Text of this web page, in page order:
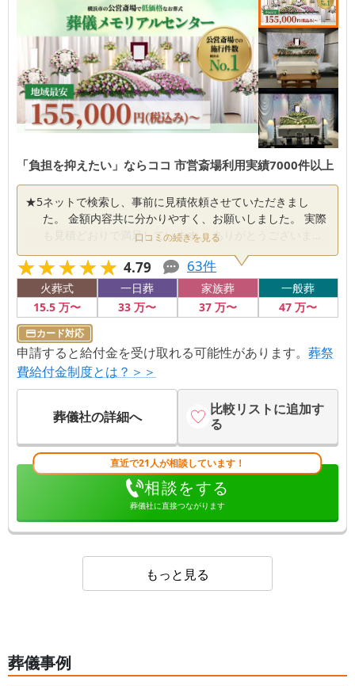
「負担を抑えたい」ならココ 市営斎場利用実績7000件以上
★5ネットで検索し、事前に見積依頼させていただきまし
た。 金額内容共に分かりやすく、お願いしました。 実際
も見積どおりで満足しています。 ありがとうございまし
た。
口コミの続きを見る
★★★★★
★★★★★ 4.79 63件
火葬式
15.5万〜
一日葬
33 万〜
家族葬
37万〜
一般葬
47 万〜
カード対応
申請すると給付金を受け取れる可能性があります。 葬祭
費給付金制度とは？＞＞
葬儀社の詳細へ
比較リストに追加す
る
直近で21人が相談しています！
相談をする
葬儀社に直接つながります
もっと見る
葬儀事例